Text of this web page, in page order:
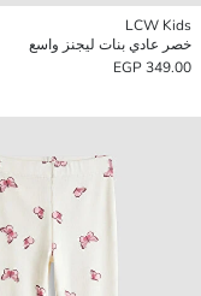
LCW Kids
خصر عادي بنات ليجنز واسع
349.00 EGP